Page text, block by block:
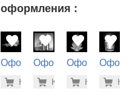
оформления :
Оформление
(71-492)
-7% 500 руб.
Купить
Оформление
(72-475)
-7%
Купить
Оформление
(71-108)
-
Купить(71-